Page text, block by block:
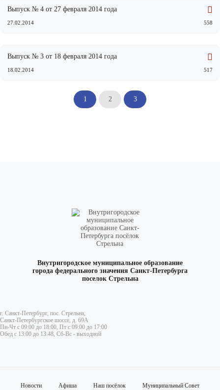
Выпуск № 4 от 27 февраля 2014 года
27.02.2014 558
Выпуск № 3 от 18 февраля 2014 года
18.02.2014 517
1 2 3
Внутригородское муниципальное образование
города федерального значения Санкт-Петербурга
поселок Стрельна
г. Санкт-Петербург, пос. Стрельна,
Санкт-Петербургское шоссе, д. 69А
Пн-Чт с 09:00 до 18:00, Пт с 09:00 до 17:00
Обед с 13:00 до 13:48, Сб-Вс - выходной
Новости Афиша Наш посёлок Муниципальный Совет